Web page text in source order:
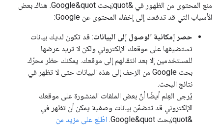
منع المحتوى من الظهور في &quot;بحث Google&quot. هناك بعض
الأسباب التي قد تدفعك إلى إخفاء المحتوى عن Google:
حصر إمكانية الوصول إلى البيانات: قد تكون لديك بيانات
تستضيفها على موقعك الإلكتروني ولكن لا تريد عرضها
للمستخدمين إلا بعد انتقالهم إلى موقعك. يمكنك حظر محرّك
بحث Google من الزحف إلى هذه البيانات حتى لا تظهر في
نتائج البحث.
يُرجى العِلم أيضًا أنّ بعض الملفات المنشورة على موقعك
الإلكتروني قد تتضمّن بيانات وصفية يمكن أن تظهر في
&quot;بحث Google&quot.
اطّلِع على مزيد من